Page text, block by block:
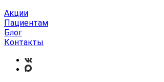
Акции
Пациентам
Блог
Контакты